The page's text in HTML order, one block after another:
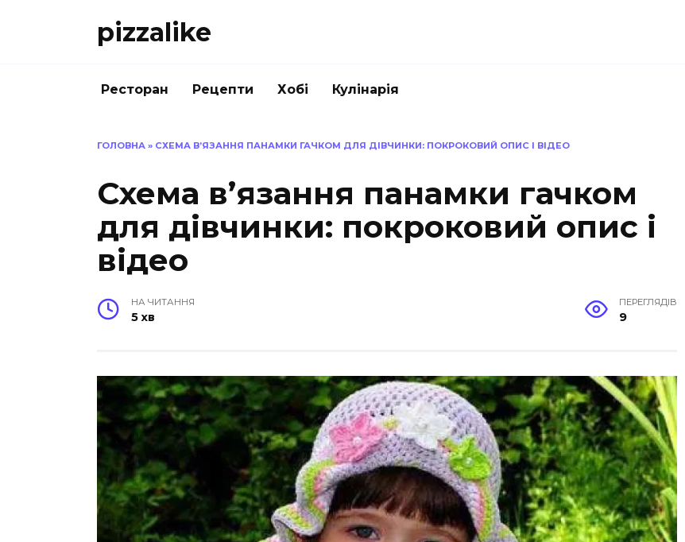
pizzalike
Ресторан Рецепти Хобі Кулінарія
ГОЛОВНА » СХЕМА В’ЯЗАННЯ ПАНАМКИ ГАЧКОМ ДЛЯ ДІВЧИНКИ: ПОКРОКОВИЙ ОПИС І ВІДЕО
Схема в’язання панамки гачком
для дівчинки: покроковий опис і
відео
НА ЧИТАННЯ
5 хв
ПЕРЕГЛЯДІВ
9